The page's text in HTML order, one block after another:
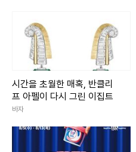
시간을 초월한 매혹, 반클리
프 아펠이 다시 그린 이집트
바자